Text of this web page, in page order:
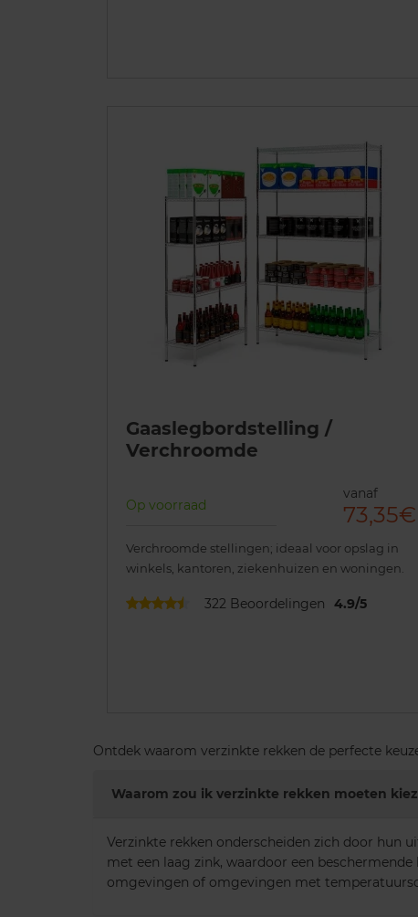
Gaaslegbordstelling /
Verchroomde
Op voorraad
vanaf
73,35€
Verchroomde stellingen; ideaal voor opslag in
winkels, kantoren, ziekenhuizen en woningen.
322 Beoordelingen 4.9/5
Ontdek waarom verzinkte rekken de perfecte
Waarom zou ik verzinkte rekken moeten
Verzinkte rekken onderscheiden zich door hun
met een laag zink, waardoor een
omgevingen of omgevingen met